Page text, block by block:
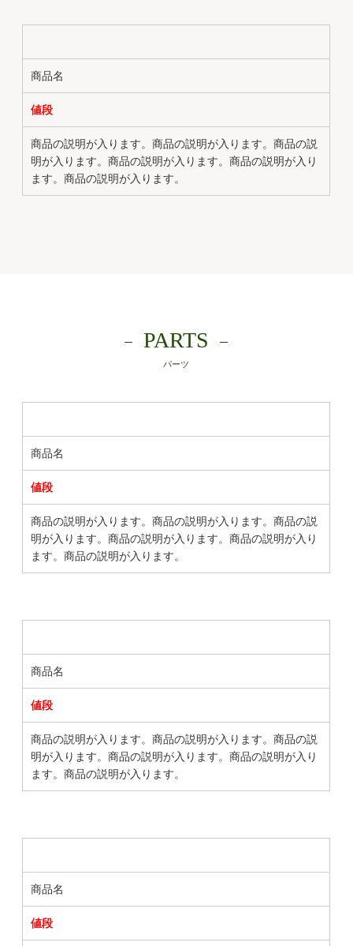
商品名
値段
商品の説明が入ります。商品の説明が入ります。商品の説
明が入ります。商品の説明が入ります。商品の説明が入り
ます。商品の説明が入ります。
PARTS
パーツ
商品名
値段
商品の説明が入ります。商品の説明が入ります。商品の説
明が入ります。商品の説明が入ります。商品の説明が入り
ます。商品の説明が入ります。
商品名
値段
商品の説明が入ります。商品の説明が入ります。商品の説
明が入ります。商品の説明が入ります。商品の説明が入り
ます。商品の説明が入ります。
商品名
値段